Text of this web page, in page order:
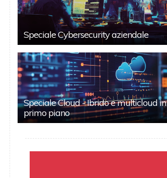
Speciale Cybersecurity aziendale
Speciale Cloud - Ibrido e multicloud in
primo piano